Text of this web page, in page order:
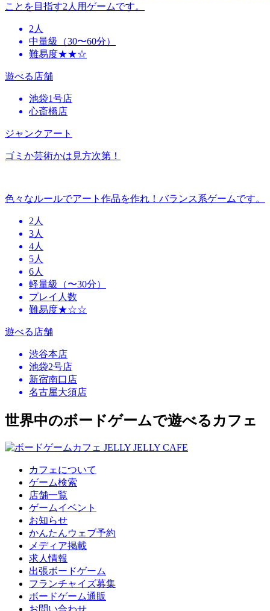
ことを目指す2人用ゲームです。
2人
中量級（30〜60分）
難易度★★☆
遊べる店舗
池袋1号店
心斎橋店
ジャンクアート
ゴミか芸術かは見方次第！
色々なルールでアート作品を作れ！バランス系ゲームです。
2人
3人
4人
5人
6人
軽量級（〜30分）
プレイ人数
難易度★☆☆
遊べる店舗
渋谷本店
池袋2号店
新宿南口店
名古屋大須店
世界中のボードゲームで遊べるカフェ
カフェについて
ゲーム検索
店舗一覧
ゲームイベント
お知らせ
かんたんウェブ予約
メディア掲載
求人情報
出張ボードゲーム
フランチャイズ募集
ボードゲーム通販